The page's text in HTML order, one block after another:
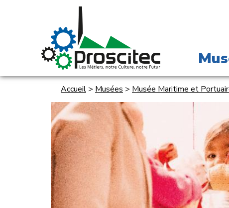
Accueil > Musées > Musée Maritime et